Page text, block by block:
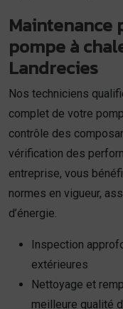
Maintenance
pompe à
Landrecies
Nos techniciens
complet de votre
contrôle des
vérification des
entreprise, vous
normes en vigueur,
d’énergie.
Inspection
extérieures
Nettoyage et
meilleure qualité